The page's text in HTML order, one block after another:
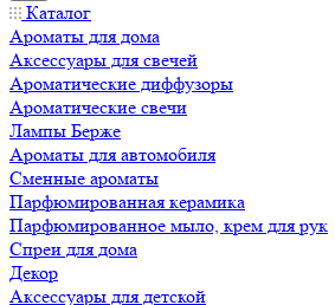
Каталог
Ароматы для дома
Аксессуары для свечей
Ароматические диффузоры
Ароматические свечи
Лампы Берже
Ароматы для автомобиля
Сменные ароматы
Парфюмированная керамика
Парфюмированное мыло, крем для рук
Спреи для дома
Декор
Аксессуары для детской